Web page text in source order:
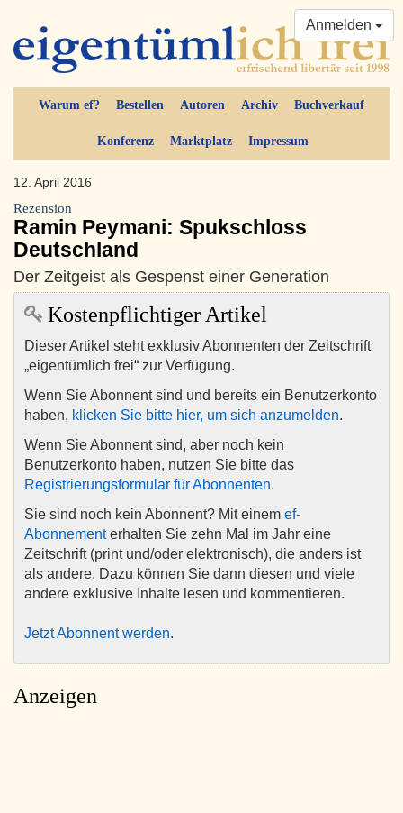
Warum ef? Bestellen Autoren Archiv Buchverkauf
Konferenz Marktplatz Impressum
Anmelden
12. April 2016
Rezension
Ramin Peymani: Spukschloss
Deutschland
Der Zeitgeist als Gespenst einer Generation
Kostenpflichtiger Artikel
Dieser Artikel steht exklusiv Abonnenten der Zeitschrift
„eigentümlich frei“ zur Verfügung.
Wenn Sie Abonnent sind und bereits ein Benutzerkonto
haben, klicken Sie bitte hier, um sich anzumelden.
Wenn Sie Abonnent sind, aber noch kein
Benutzerkonto haben, nutzen Sie bitte das
Registrierungsformular für Abonnenten.
Sie sind noch kein Abonnent? Mit einem ef-
Abonnementerhalten Sie zehn Mal im Jahr eine
Zeitschrift (print und/oder elektronisch), die anders ist
als andere. Dazu können Sie dann diesen und viele
andere exklusive Inhalte lesen und kommentieren.
Jetzt Abonnent werden.
Anzeigen